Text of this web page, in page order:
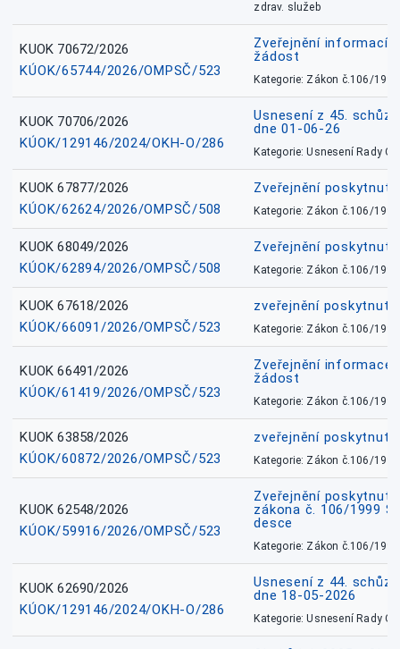
zdrav. služeb
KUOK 70672/2026
KÚOK/65744/2026/OMPSČ/523
Zveřejnění informací
žádost
Kategorie: Zákon č.106/1999
KUOK 70706/2026
KÚOK/129146/2024/OKH-O/286
Usnesení z 45.
dne 01-06-26
Kategorie: Usnesení Rady
KUOK 67877/2026
KÚOK/62624/2026/OMPSČ/508
Zveřejnění
Kategorie: Zákon č.106/1999
KUOK 68049/2026
KÚOK/62894/2026/OMPSČ/508
Zveřejnění
Kategorie: Zákon č.106/1999
KUOK 67618/2026
KÚOK/66091/2026/OMPSČ/523
zveřejnění
Kategorie: Zákon č.106/1999
KUOK 66491/2026
KÚOK/61419/2026/OMPSČ/523
Zveřejnění informace
žádost
Kategorie: Zákon č.106/1999
KUOK 63858/2026
KÚOK/60872/2026/OMPSČ/523
zveřejnění
Kategorie: Zákon č.106/1999
KUOK 62548/2026
KÚOK/59916/2026/OMPSČ/523
Zveřejnění
zákona č. 106/1999
desce
Kategorie: Zákon č.106/1999
KUOK 62690/2026
KÚOK/129146/2024/OKH-O/286
Usnesení z 44.
dne 18-05-2026
Kategorie: Usnesení Rady